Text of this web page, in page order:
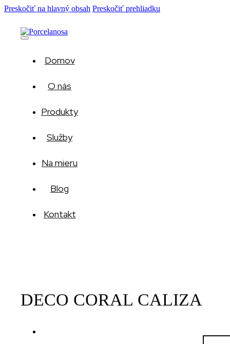
Preskočiť na hlavný obsah Preskočiť prehliadku
Domov
O nás
Produkty
Služby
Na mieru
Blog
Kontakt
DECO CORAL CALIZA